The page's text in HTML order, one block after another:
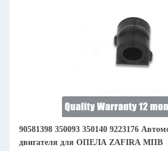
90581398 350093 350140 9223176
двигателя для ОПЕЛА ZAFIRA МПВ